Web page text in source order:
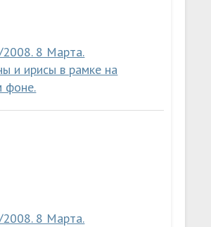
8 Марта.
и ирисы в рамке на
фоне.
8 Марта.